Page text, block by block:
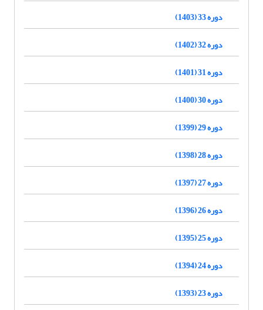
دوره 33 (1403)
دوره 32 (1402)
دوره 31 (1401)
دوره 30 (1400)
دوره 29 (1399)
دوره 28 (1398)
دوره 27 (1397)
دوره 26 (1396)
دوره 25 (1395)
دوره 24 (1394)
دوره 23 (1393)